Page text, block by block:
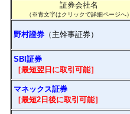
証券会社名
（※青文字はクリックで詳細ページへ）
野村證券 （主幹事証券）
SBI証券
［最短翌日に取引可能］
マネックス証券
［最短2日後に取引可能］